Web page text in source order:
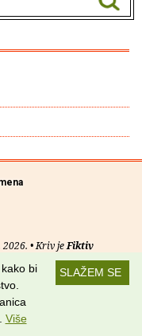
• Kriv jeFiktiv
•RSS kanaliSLAŽEM SE
bi
Više